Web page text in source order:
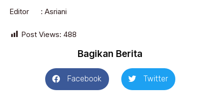
Editor : Asriani
Post Views: 488
Bagikan Berita
Facebook Twitter